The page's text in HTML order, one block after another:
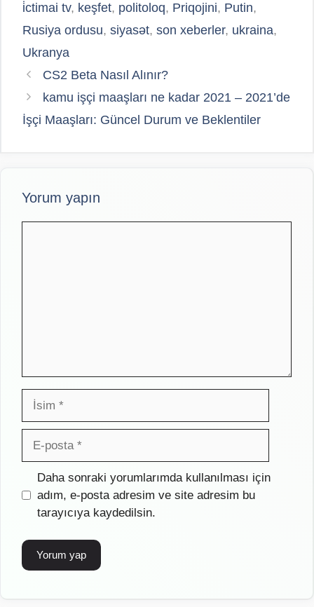
i̇ctimai tv, keşfet, politoloq, Priqojini, Putin,
Rusiya ordusu, siyasət, son xeberler, ukraina,
Ukranya
CS2 Beta Nasıl Alınır?
kamu işçi maaşları ne kadar 2021 – 2021’de
İşçi Maaşları: Güncel Durum ve Beklentiler
Yorum yapın
İsim
posta
İnternet
sitesi
Daha sonraki yorumlarımda kullanılması için
adım, e-posta adresim ve site adresim bu
tarayıcıya kaydedilsin.